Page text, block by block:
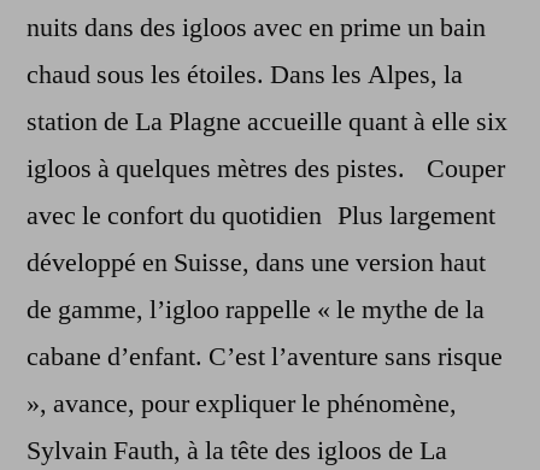
nuits dans des igloos avec en prime un bain
chaud sous les étoiles. Dans les Alpes, la
station de La Plagne accueille quant à elle six
igloos à quelques mètres des pistes. Couper
avec le confort du quotidien Plus largement
développé en Suisse, dans une version haut
de gamme, l’igloo rappelle « le mythe de la
cabane d’enfant. C’est l’aventure sans risque
», avance, pour expliquer le phénomène,
Sylvain Fauth, à la tête des igloos de La